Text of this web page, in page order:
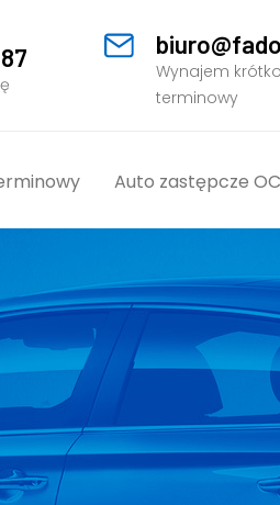
Wynajem
terminowy
Auto zastępcze OC